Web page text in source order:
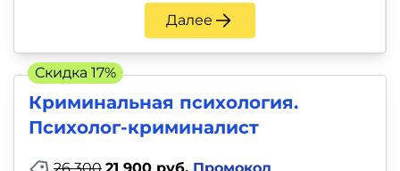
Далее
Криминальная психология.
Психолог-криминалист
Скидка 17%